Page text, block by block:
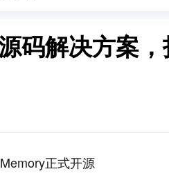
码解决方案
正式开源